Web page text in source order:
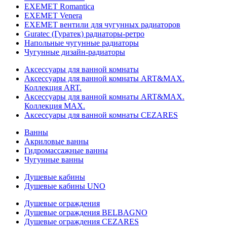
EXEMET Romantica
EXEMET Venera
EXEMET вентили для чугунных радиаторов
Guratec (Гуратек) радиаторы-ретро
Напольные чугунные радиаторы
Чугунные дизайн-радиаторы
Аксессуары для ванной комнаты
Аксессуары для ванной комнаты ART&MAX.
Коллекция ART.
Аксессуары для ванной комнаты ART&MAX.
Коллекция MAX.
Аксессуары для ванной комнаты CEZARES
Ванны
Акриловые ванны
Гидромассажные ванны
Чугунные ванны
Душевые кабины
Душевые кабины UNO
Душевые ограждения
Душевые ограждения BELBAGNO
Душевые ограждения CEZARES